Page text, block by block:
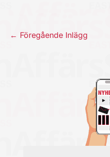
← Föregående Inlägg